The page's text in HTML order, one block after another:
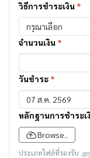
วิธีการชำระเงิน *
กรุณาเลือก
จำนวนเงิน *
วันชำระ *
หลักฐานการชำระเ
Browse..
ประเภทไฟล์ที่รองรับ